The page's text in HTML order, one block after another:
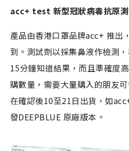
acc+ test 新型冠狀病毒抗原
產品由香港口罩品牌acc+ 推出
到。測試劑以採集鼻液作檢測
15分鐘知道結果，而且準確度
購數量，需要大量購入的朋友
在確認後10至21日出貨，如
發DEEPBLUE 原廠版本。